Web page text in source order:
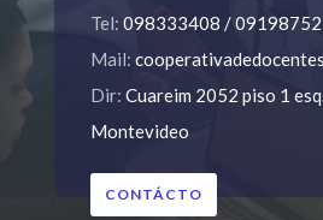
Tel: 098333408 /
Mail:
Dir: Cuareim 2052 piso 1
Montevideo
CONTÁCTO